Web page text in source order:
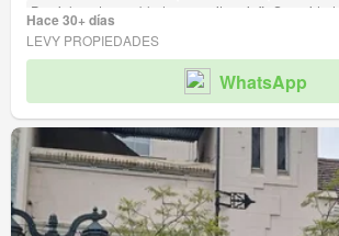
Parcialmente amoblado
amenity_wi_fi Seguridad
Conserje Acceso para personas con discapacidad
Hace 30+ días
LEVY PROPIEDADES
WhatsApp